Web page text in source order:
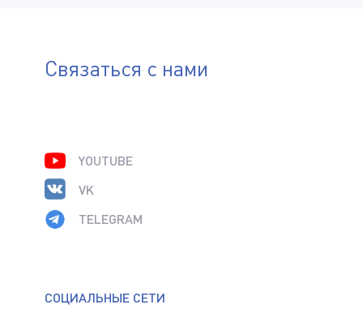
Способ подачи изделия
(Доступные типы файлов: doc, gif, jpg, mpg, pdf, png, txt, zip)
Связаться с нами
СОЦИАЛЬНЫЕ СЕТИ
YOUTUBE
VK
TELEGRAM